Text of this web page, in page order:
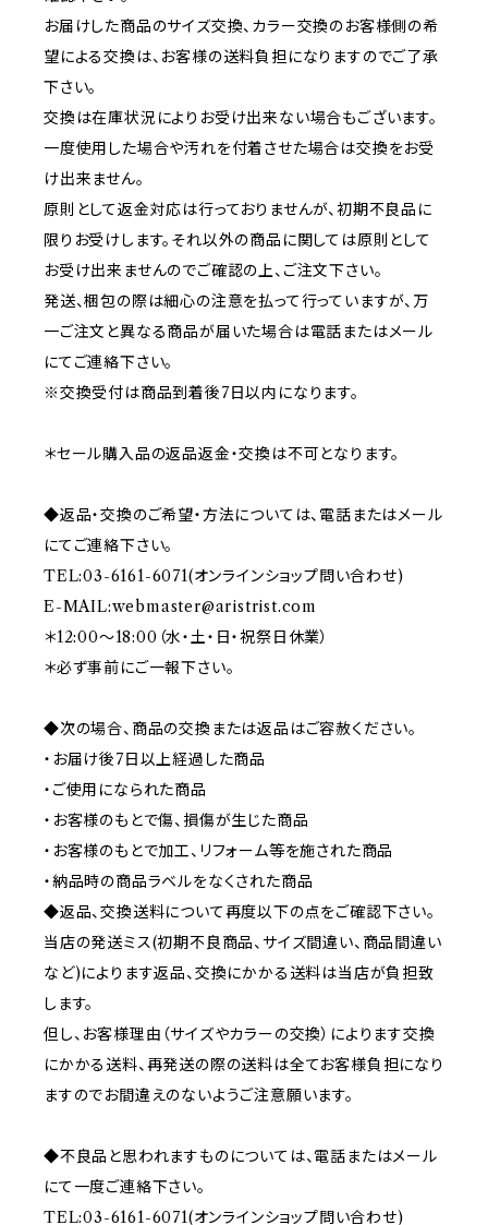
お届けした商品のサイズ交換、カラー交換のお客様側の希
望による交換は、お客様の送料負担になりますのでご了承
下さい。
交換は在庫状況によりお受け出来ない場合もございます。
一度使用した場合や汚れを付着させた場合は交換をお受
け出来ません。
原則として返金対応は行っておりませんが、初期不良品に
限りお受けします。それ以外の商品に関しては原則として
お受け出来ませんのでご確認の上、ご注文下さい。
発送、梱包の際は細心の注意を払って行っていますが、万
一ご注文と異なる商品が届いた場合は電話またはメール
にてご連絡下さい。
※交換受付は商品到着後7日以内になります。
＊セール購入品の返品返金・交換は不可となります。
◆返品・交換のご希望・方法については、電話またはメール
にてご連絡下さい。
TEL:03-6161-6071(オンラインショップ問い合わせ)
E-MAIL:webmaster@aristrist.com
＊12:00～18:00（水・土・日・祝祭日休業）
＊必ず事前にご一報下さい。
◆次の場合、商品の交換または返品はご容赦ください。
・お届け後7日以上経過した商品
・ご使用になられた商品
・お客様のもとで傷、損傷が生じた商品
・お客様のもとで加工、リフォーム等を施された商品
・納品時の商品ラベルをなくされた商品
◆返品、交換送料について再度以下の点をご確認下さい。
当店の発送ミス(初期不良商品、サイズ間違い、商品間違い
など)によります返品、交換にかかる送料は当店が負担致
します。
但し、お客様理由（サイズやカラーの交換）によります交換
にかかる送料、再発送の際の送料は全てお客様負担になり
ますのでお間違えのないようご注意願います。
◆不良品と思われますものについては、電話またはメール
にて一度ご連絡下さい。
TEL:03-6161-6071(オンラインショップ問い合わせ)